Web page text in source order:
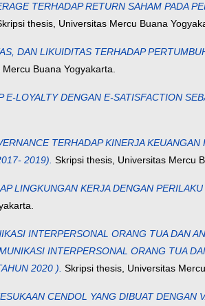
TERHADAP RETURN SAHAM PADA
thesis, Universitas Mercu Buana
DAN LIKUIDITAS TERHADAP
Buana Yogyakarta.
LOYALTY DENGAN E-SATISFACTION
TERHADAP KINERJA
2019). Skripsi thesis, Universitas Mercu
LINGKUNGAN KERJA DENGAN
INTERPERSONAL ORANG TUA DAN
INTERPERSONAL ORANG TUA
2020 ). Skripsi thesis, Universitas
CENDOL YANG DIBUAT